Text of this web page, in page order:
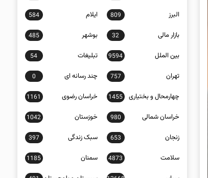
البرز 809 ایلام 584
بازار مالی 32 بوشهر 485
بین الملل 9594 تبلیغات 54
تهران 757 چند رسانه ای 0
چهارمحال و بختیاری 1455 خراسان رضوی 1161
خراسان شمالی 980 خوزستان 1042
زنجان 653 سبک زندگی 397
سلامت 4873 سمنان 1185